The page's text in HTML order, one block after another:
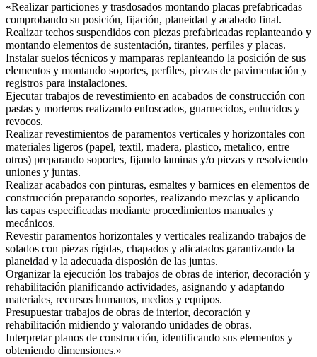
«Realizar particiones y trasdosados montando placas prefabricadas
comprobando su posición, fijación, planeidad y acabado final.
Realizar techos suspendidos con piezas prefabricadas replanteando y
montando elementos de sustentación, tirantes, perfiles y placas.
Instalar suelos técnicos y mamparas replanteando la posición de sus
elementos y montando soportes, perfiles, piezas de pavimentación y
registros para instalaciones.
Ejecutar trabajos de revestimiento en acabados de construcción con
pastas y morteros realizando enfoscados, guarnecidos, enlucidos y
revocos.
Realizar revestimientos de paramentos verticales y horizontales con
materiales ligeros (papel, textil, madera, plastico, metalico, entre
otros) preparando soportes, fijando laminas y/o piezas y resolviendo
uniones y juntas.
Realizar acabados con pinturas, esmaltes y barnices en elementos de
construcción preparando soportes, realizando mezclas y aplicando
las capas especificadas mediante procedimientos manuales y
mecánicos.
Revestir paramentos horizontales y verticales realizando trabajos de
solados con piezas rígidas, chapados y alicatados garantizando la
planeidad y la adecuada disposión de las juntas.
Organizar la ejecución los trabajos de obras de interior, decoración y
rehabilitación planificando actividades, asignando y adaptando
materiales, recursos humanos, medios y equipos.
Presupuestar trabajos de obras de interior, decoración y
rehabilitación midiendo y valorando unidades de obras.
Interpretar planos de construcción, identificando sus elementos y
obteniendo dimensiones.»